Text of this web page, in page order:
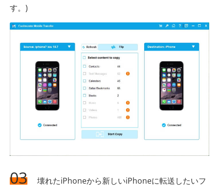
す。)
03
壊れたiPhoneから新しいiPhoneに転送したいフ